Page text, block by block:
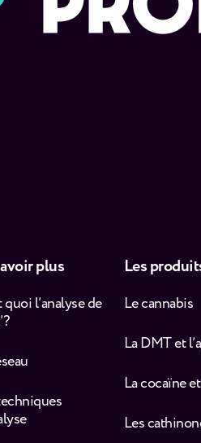
plus
quoi l’analyse de
?
Les
Le cannabis
La DMT et
La cocaïne
Les